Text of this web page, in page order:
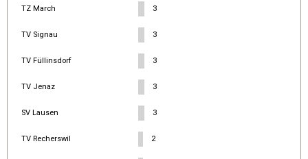
TZ March 3
TV Signau 3
TV Füllinsdorf 3
TV Jenaz 3
SV Lausen 3
TV Recherswil 2